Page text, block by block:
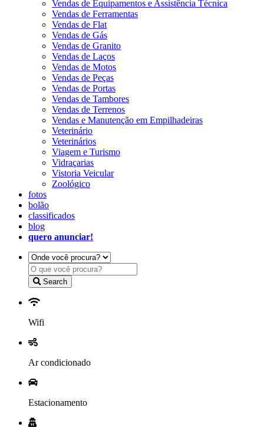
Vendas de Equipamentos e Assistência Técnica
Vendas de Ferramentas
Vendas de Flat
Vendas de Gás
Vendas de Granito
Vendas de Laços
Vendas de Motos
Vendas de Peças
Vendas de Portas
Vendas de Tambores
Vendas de Terrenos
Vendas e Manutenção em Empilhadeiras
Veterinário
Veterinários
Viagem e Turismo
Vidraçarias
Vistoria Veicular
Zoológico
fotos
bolão
classificados
blog
quero anunciar!
Search
Wifi
Ar condicionado
Estacionamento